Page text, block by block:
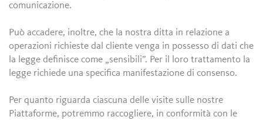
comunicazione.
Può accadere, inoltre, che la nostra ditta in relazione a
operazioni richieste dal cliente venga in possesso di dati che
la legge definisce come „sensibili”. Per il loro trattamento la
legge richiede una specifica manifestazione di consenso.
Per quanto riguarda ciascuna delle visite sulle nostre
Piattaforme, potremmo raccogliere, in conformità con le